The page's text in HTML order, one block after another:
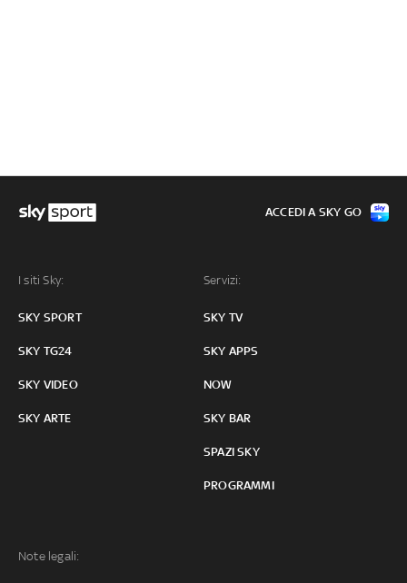
I siti Sky:
SKY SPORT
SKY TG24
SKY VIDEO
SKY ARTE
Servizi:
SKY TV
SKY APPS
NOW
SKY BAR
SPAZI SKY
PROGRAMMI
Note legali:
ACCEDI A SKY GO